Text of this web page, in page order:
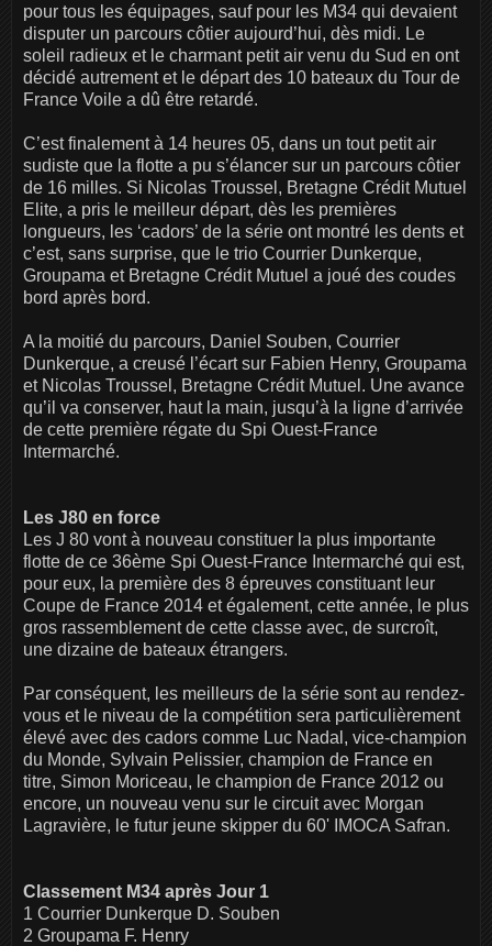
pour tous les équipages, sauf pour les M34 qui devaient
disputer un parcours côtier aujourd’hui, dès midi. Le
soleil radieux et le charmant petit air venu du Sud en ont
décidé autrement et le départ des 10 bateaux du Tour de
France Voile a dû être retardé.
C’est finalement à 14 heures 05, dans un tout petit air
sudiste que la flotte a pu s’élancer sur un parcours côtier
de 16 milles. Si Nicolas Troussel, Bretagne Crédit Mutuel
Elite, a pris le meilleur départ, dès les premières
longueurs, les ‘cadors’ de la série ont montré les dents et
c’est, sans surprise, que le trio Courrier Dunkerque,
Groupama et Bretagne Crédit Mutuel a joué des coudes
bord après bord.
A la moitié du parcours, Daniel Souben, Courrier
Dunkerque, a creusé l’écart sur Fabien Henry, Groupama
et Nicolas Troussel, Bretagne Crédit Mutuel. Une avance
qu’il va conserver, haut la main, jusqu’à la ligne d’arrivée
de cette première régate du Spi Ouest-France
Intermarché.
Les J80 en force
Les J 80 vont à nouveau constituer la plus importante
flotte de ce 36ème Spi Ouest-France Intermarché qui est,
pour eux, la première des 8 épreuves constituant leur
Coupe de France 2014 et également, cette année, le plus
gros rassemblement de cette classe avec, de surcroît,
une dizaine de bateaux étrangers.
Par conséquent, les meilleurs de la série sont au rendez-
vous et le niveau de la compétition sera particulièrement
élevé avec des cadors comme Luc Nadal, vice-champion
du Monde, Sylvain Pelissier, champion de France en
titre, Simon Moriceau, le champion de France 2012 ou
encore, un nouveau venu sur le circuit avec Morgan
Lagravière, le futur jeune skipper du 60' IMOCA Safran.
Classement M34 après Jour 1
1 Courrier Dunkerque D. Souben
2 Groupama F. Henry